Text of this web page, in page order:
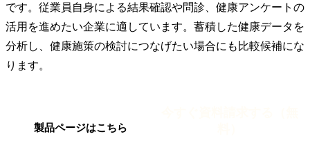
です。従業員自身による結果確認や問診、健康アンケートの
活用を進めたい企業に適しています。蓄積した健康データを
分析し、健康施策の検討につなげたい場合にも比較候補にな
ります。
製品ページはこちら